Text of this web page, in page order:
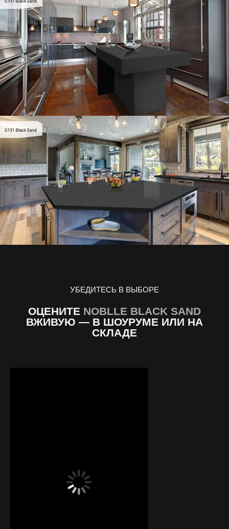
ОЦЕНИТЕ NOBLLE BLACK SAND
ВЖИВУЮ — В ШОУРУМЕ ИЛИ НА
СКЛАДЕ
УБЕДИТЕСЬ В ВЫБОРЕ